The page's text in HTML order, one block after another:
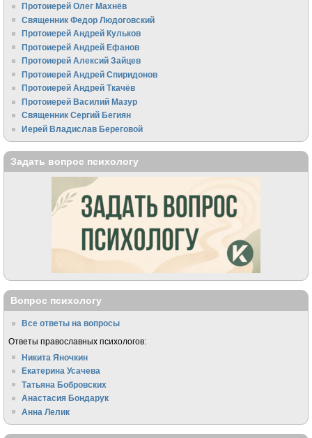
Протоиерей Олег Махнёв
Священник Федор Людоговский
Протоиерей Андрей Кульков
Протоиерей Андрей Ефанов
Протоиерей Алексий Зайцев
Протоиерей Андрей Спиридонов
Протоиерей Андрей Ткачёв
Протоиерей Василий Мазур
Священник Сергий Бегиян
Иерей Владислав Береговой
Задать вопрос психологу
Вопрос психологу
Все ответы на вопросы
Ответы православных психологов:
Никита Яночкин
Екатерина Усачева
Татьяна Бобровских
Анастасия Бондарук
Анна Лелик